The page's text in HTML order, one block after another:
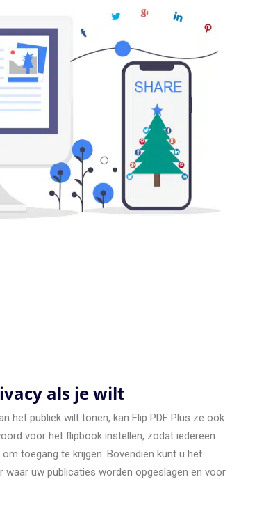
als je wilt
het publiek wilt tonen, kan Flip PDF Plus ze ook
voor het flipbook instellen, zodat iedereen
toegang te krijgen. Bovendien kunt u het
waar uw publicaties worden opgeslagen en voor